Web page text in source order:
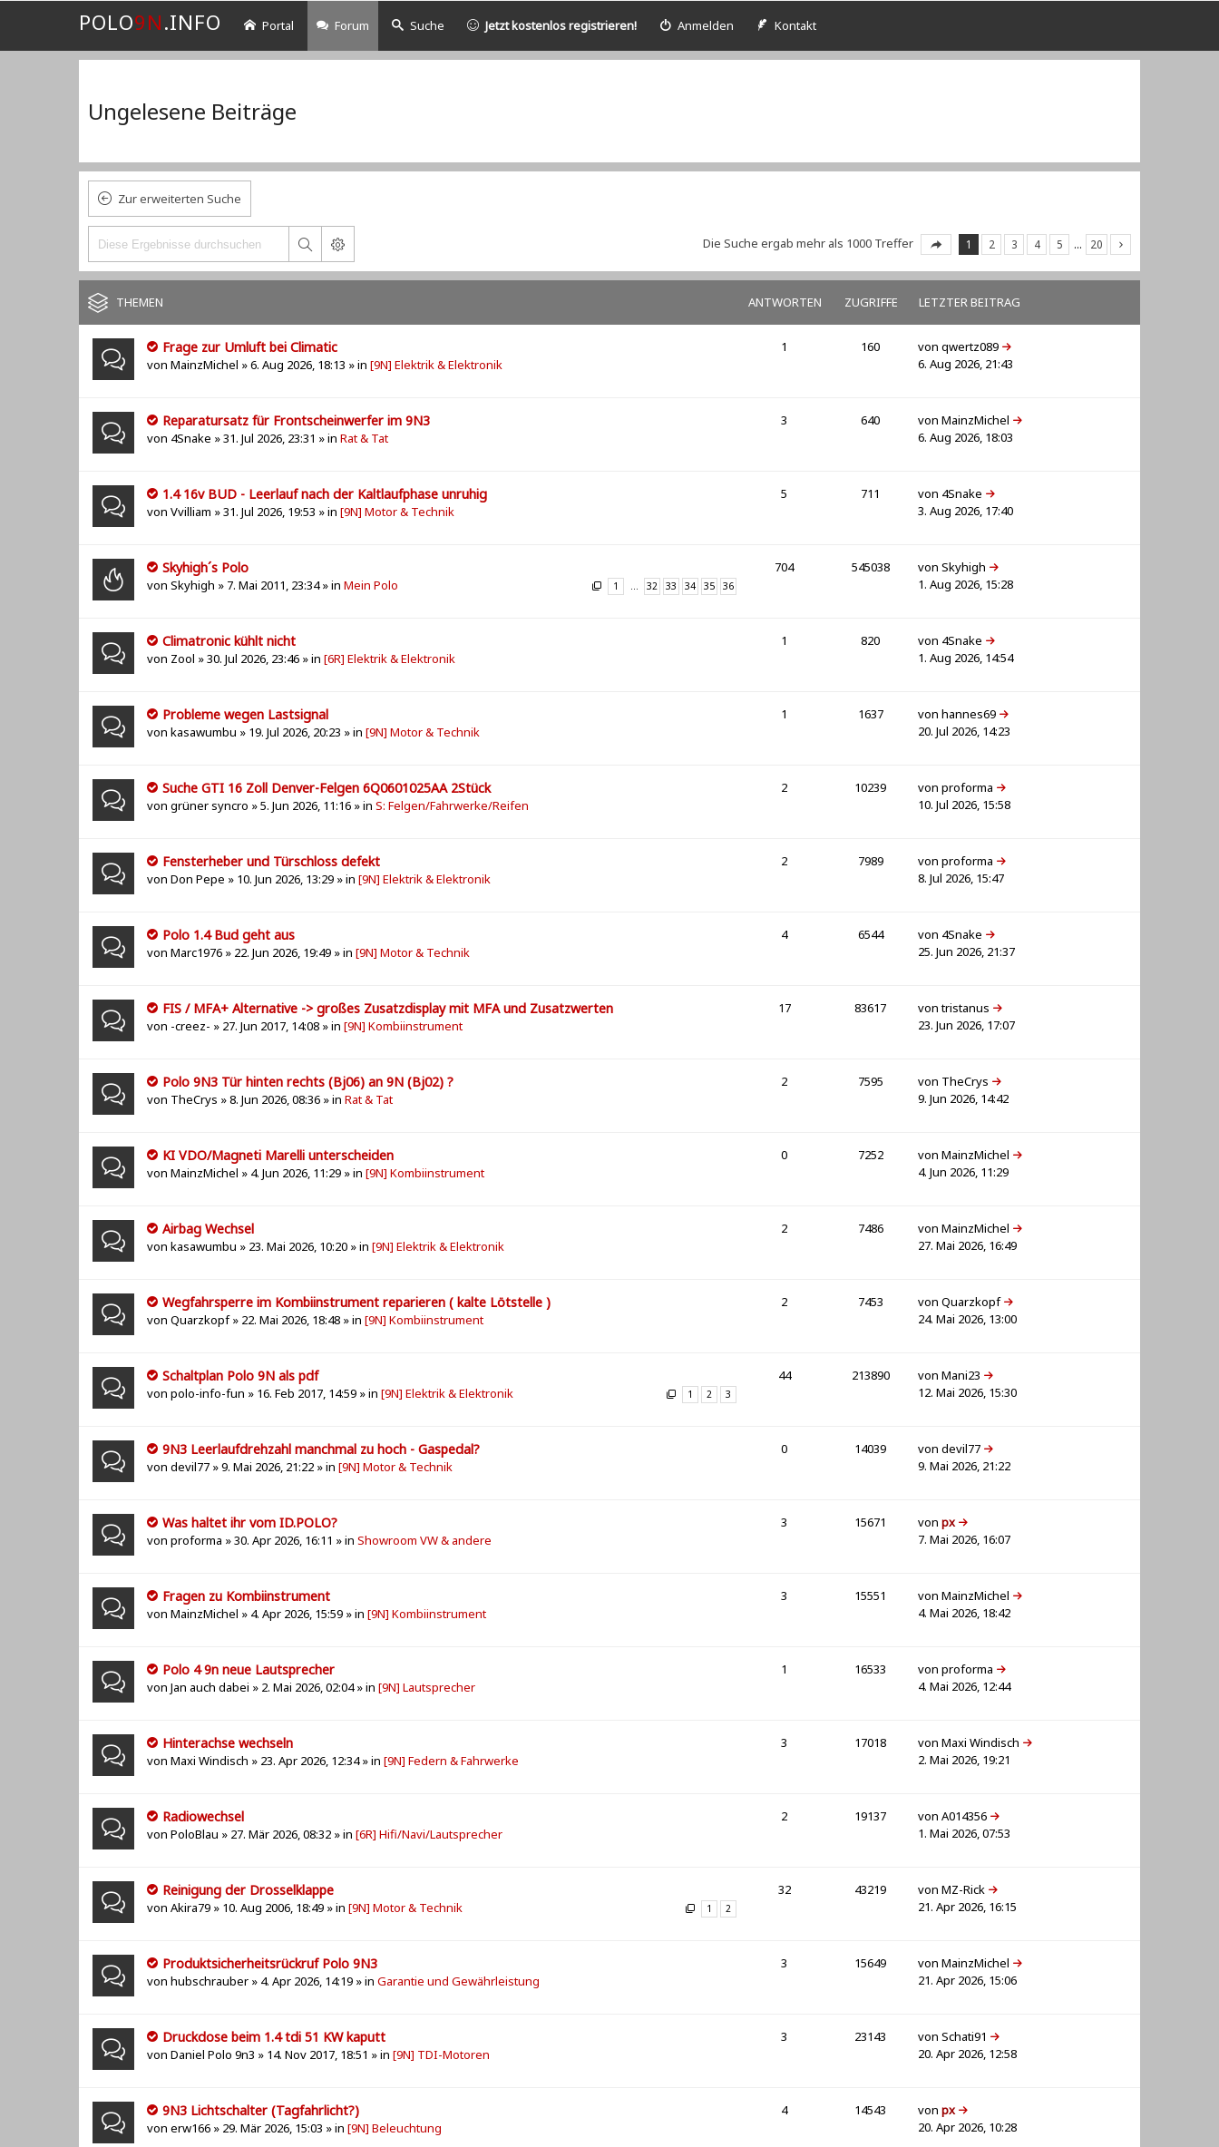
POLO9N.INFO Portal Forum Suche Jetzt kostenlos registrieren! Anmelden Kontakt
Ungelesene Beiträge
Zur erweiterten Suche
Die Suche ergab mehr als 1000 Treffer 1 2 3 4 5 … 20
THEMEN ANTWORTEN ZUGRIFFE LETZTER BEITRAG
Frage zur Umluft bei Climatic
von MainzMichel » 6. Aug 2026, 18:13 » in [9N] Elektrik & Elektronik
1 160 von qwertz089
6. Aug 2026, 21:43
Reparatursatz für Frontscheinwerfer im 9N3
von 4Snake » 31. Jul 2026, 23:31 » in Rat & Tat
3 640 von MainzMichel
6. Aug 2026, 18:03
1.4 16v BUD - Leerlauf nach der Kaltlaufphase unruhig
von Vvilliam » 31. Jul 2026, 19:53 » in [9N] Motor & Technik
5 711 von 4Snake
3. Aug 2026, 17:40
Skyhigh´s Polo
1 … 32 33 34 35 36
von Skyhigh » 7. Mai 2011, 23:34 » in Mein Polo
704 545038 von Skyhigh
1. Aug 2026, 15:28
Climatronic kühlt nicht
von Zool » 30. Jul 2026, 23:46 » in [6R] Elektrik & Elektronik
1 820 von 4Snake
1. Aug 2026, 14:54
Probleme wegen Lastsignal
von kasawumbu » 19. Jul 2026, 20:23 » in [9N] Motor & Technik
1 1637 von hannes69
20. Jul 2026, 14:23
Suche GTI 16 Zoll Denver-Felgen 6Q0601025AA 2Stück
von grüner syncro » 5. Jun 2026, 11:16 » in S: Felgen/Fahrwerke/Reifen
2 10239 von proforma
10. Jul 2026, 15:58
Fensterheber und Türschloss defekt
von Don Pepe » 10. Jun 2026, 13:29 » in [9N] Elektrik & Elektronik
2 7989 von proforma
8. Jul 2026, 15:47
Polo 1.4 Bud geht aus
von Marc1976 » 22. Jun 2026, 19:49 » in [9N] Motor & Technik
4 6544 von 4Snake
25. Jun 2026, 21:37
FIS / MFA+ Alternative -> großes Zusatzdisplay mit MFA und Zusatzwerten
von -creez- » 27. Jun 2017, 14:08 » in [9N] Kombiinstrument
17 83617 vontristanus
23. Jun 2026, 17:07
Polo 9N3 Tür hinten rechts (Bj06) an 9N (Bj02) ?
von TheCrys » 8. Jun 2026, 08:36 » in Rat & Tat
2 7595 von TheCrys
9. Jun 2026, 14:42
KI VDO/Magneti Marelli unterscheiden
von MainzMichel » 4. Jun 2026, 11:29 » in [9N] Kombiinstrument
0 7252 von MainzMichel
4. Jun 2026, 11:29
Airbag Wechsel
von kasawumbu » 23. Mai 2026, 10:20 » in [9N] Elektrik & Elektronik
2 7486 von MainzMichel
27. Mai 2026, 16:49
Wegfahrsperre im Kombiinstrument reparieren ( kalte Lötstelle )
von Quarzkopf» 22. Mai 2026, 18:48 » in [9N] Kombiinstrument
2 7453 von Quarzkopf
24. Mai 2026, 13:00
Schaltplan Polo 9N als pdf
1 2 3
von polo-info-fun » 16. Feb 2017, 14:59 » in [9N] Elektrik & Elektronik
44 213890 von Mani23
12. Mai 2026, 15:30
9N3 Leerlaufdrehzahl manchmal zu hoch - Gaspedal?
von devil77 » 9. Mai 2026, 21:22 » in [9N] Motor & Technik
0 14039 von devil77
9. Mai 2026, 21:22
Was haltet ihr vom ID.POLO?
von proforma » 30. Apr 2026, 16:11 » in Showroom VW & andere
3 15671 von px
7. Mai 2026, 16:07
Fragen zu Kombiinstrument
von MainzMichel » 4. Apr 2026, 15:59 » in [9N] Kombiinstrument
3 15551 von MainzMichel
4. Mai 2026, 18:42
Polo 4 9n neue Lautsprecher
von Jan auch dabei » 2. Mai 2026, 02:04 » in [9N] Lautsprecher
1 16533 von proforma
4. Mai 2026, 12:44
Hinterachse wechseln
von Maxi Windisch » 23. Apr 2026, 12:34 » in [9N] Federn & Fahrwerke
3 17018 von Maxi Windisch
2. Mai 2026, 19:21
Radiowechsel
von PoloBlau » 27. Mär 2026, 08:32 » in [6R] Hifi/Navi/Lautsprecher
2 19137 von A014356
1. Mai 2026, 07:53
Reinigung der Drosselklappe
1 2
von Akira79 » 10. Aug 2006, 18:49 » in [9N] Motor & Technik
32 43219 von MZ-Rick
21. Apr 2026, 16:15
Produktsicherheitsrückruf Polo 9N3
von hubschrauber » 4. Apr 2026, 14:19 » in Garantie und Gewährleistung
3 15649 von MainzMichel
21. Apr 2026, 15:06
Druckdose beim 1.4 tdi 51 KW kaputt
von Daniel Polo 9n3 » 14. Nov 2017, 18:51 » in [9N] TDI-Motoren
3 23143 von Schati91
20. Apr 2026, 12:58
9N3 Lichtschalter (Tagfahrlicht?)
von erw166 » 29. Mär 2026, 15:03 » in [9N] Beleuchtung
4 14543 von px
20. Apr 2026, 10:28